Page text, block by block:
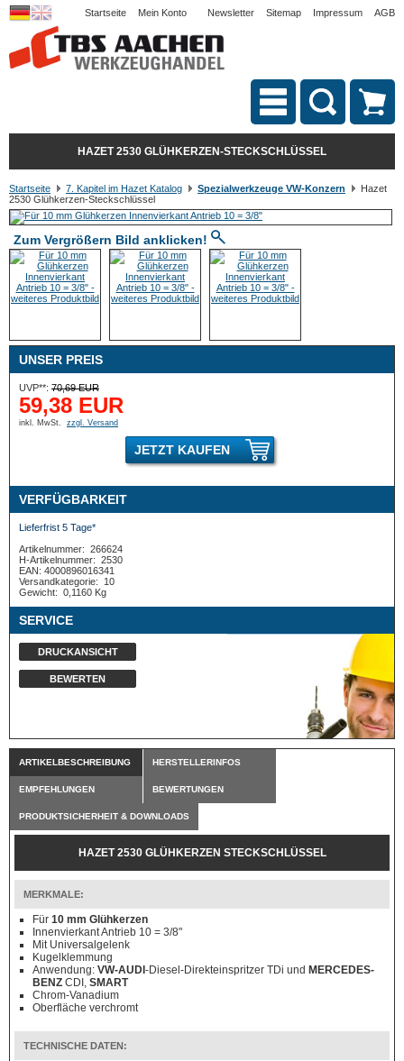
Startseite Mein Konto Newsletter Sitemap Impressum AGB
HAZET 2530 GLÜHKERZEN-STECKSCHLÜSSEL
Startseite 7. Kapitel im Hazet Katalog Spezialwerkzeuge VW-Konzern
Hazet
2530 Glühkerzen-Steckschlüssel
Zum Vergrößern Bild anklicken!
UNSER PREIS
UVP**: 70,69 EUR
59,38 EUR
inkl. MwSt. zzgl. Versand
JETZT KAUFEN
VERFÜGBARKEIT
Lieferfrist 5 Tage*
Artikelnummer: 266624
H-Artikelnummer: 2530
EAN: 4000896016341
Versandkategorie:
10
Gewicht: 0,1160 Kg
SERVICE
DRUCKANSICHT
BEWERTEN
ARTIKELBESCHREIBUNG HERSTELLERINFOS
EMPFEHLUNGEN BEWERTUNGEN
PRODUKTSICHERHEIT & DOWNLOADS
HAZET 2530 GLÜHKERZEN STECKSCHLÜSSEL
MERKMALE:
Für 10 mm Glühkerzen
Innenvierkant Antrieb 10 = 3/8"
Mit Universalgelenk
Kugelklemmung
Anwendung: VW-AUDI -Diesel-Direkteinspritzer TDi und MERCEDES-
BENZ CDI, SMART
Chrom-Vanadium
Oberfläche verchromt
TECHNISCHE DATEN: